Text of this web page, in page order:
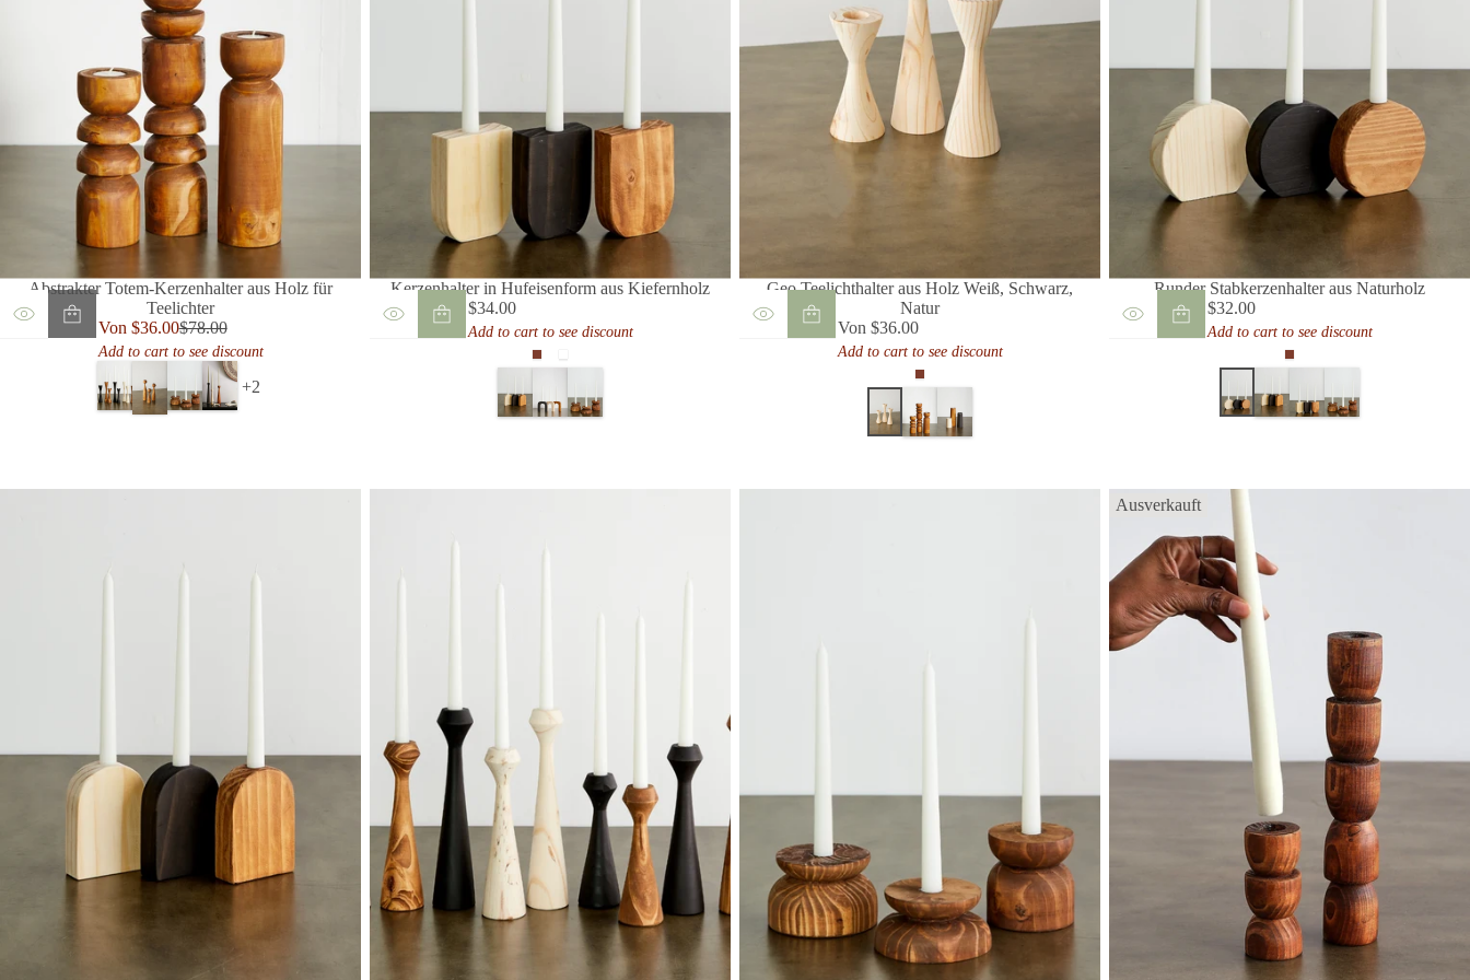
Abstrakter Totem-Kerzenhalter aus Holz für
Teelichter
Verkaufspreis
Von $36.00Regulärer
Preis
$78.00
Add to cart to see discount
+2
Kerzenhalter in Hufeisenform aus Kiefernholz
Regulärer
Preis
$34.00
Add to cart to see discount
Cognac
Geo Teelichthalter aus Holz Weiß, Schwarz,
Natur
Regulärer
Preis
Von $36.00
Add to cart to see discount
Cognac
Runder Stabkerzenhalter aus Naturholz
Regulärer
Preis
$32.00
Add to cart to see discount
Cognac
Ausverkauft